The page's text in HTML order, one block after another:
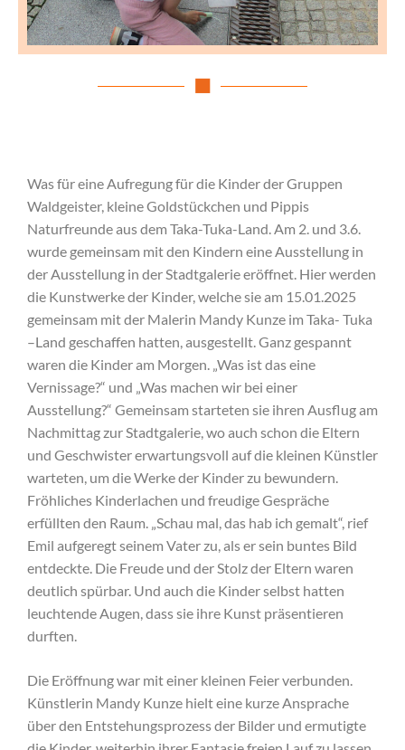
Was für eine Aufregung für die Kinder der Gruppen
Waldgeister, kleine Goldstückchen und Pippis
Naturfreunde aus dem Taka-Tuka-Land. Am 2. und 3.6.
wurde gemeinsam mit den Kindern eine Ausstellung in
der Ausstellung in der Stadtgalerie eröffnet. Hier werden
die Kunstwerke der Kinder, welche sie am 15.01.2025
gemeinsam mit der Malerin Mandy Kunze im Taka- Tuka
–Land geschaffen hatten, ausgestellt. Ganz gespannt
waren die Kinder am Morgen. „Was ist das eine
Vernissage?“ und „Was machen wir bei einer
Ausstellung?“ Gemeinsam starteten sie ihren Ausflug am
Nachmittag zur Stadtgalerie, wo auch schon die Eltern
und Geschwister erwartungsvoll auf die kleinen Künstler
warteten, um die Werke der Kinder zu bewundern.
Fröhliches Kinderlachen und freudige Gespräche
erfüllten den Raum. „Schau mal, das hab ich gemalt“, rief
Emil aufgeregt seinem Vater zu, als er sein buntes Bild
entdeckte. Die Freude und der Stolz der Eltern waren
deutlich spürbar. Und auch die Kinder selbst hatten
leuchtende Augen, dass sie ihre Kunst präsentieren
durften.
Die Eröffnung war mit einer kleinen Feier verbunden.
Künstlerin Mandy Kunze hielt eine kurze Ansprache
über den Entstehungsprozess der Bilder und ermutigte